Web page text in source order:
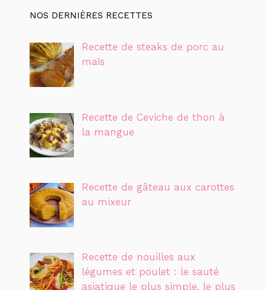
NOS DERNIÈRES RECETTES
Recette de steaks de porc au
maïs
Recette de Ceviche de thon à
la mangue
Recette de gâteau aux carottes
au mixeur
Recette de nouilles aux
légumes et poulet : le sauté
asiatique le plus simple, le plus